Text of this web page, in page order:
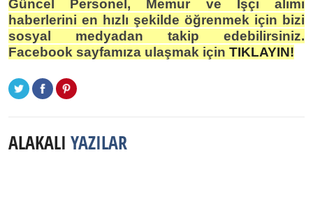
Güncel Personel, Memur ve İşçi alımı
haberlerini en hızlı şekilde öğrenmek için bizi
sosyal medyadan takip edebilirsiniz.
Facebook sayfamıza ulaşmak için TIKLAYIN!
ALAKALI YAZILAR